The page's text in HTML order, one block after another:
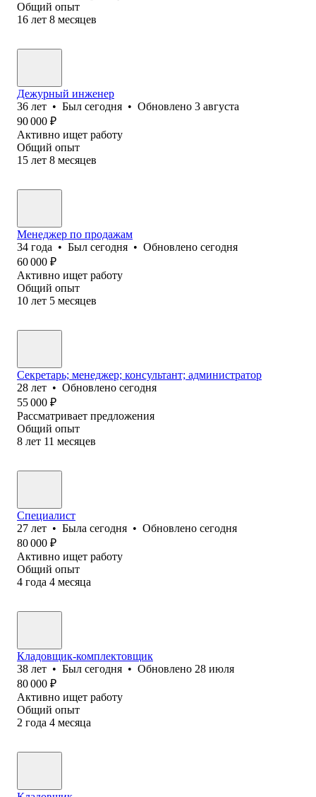
Общий опыт
16 лет 8 месяцев
Дежурный инженер
36 лет • Был сегодня • Обновлено 3 августа
90 000 ₽
Активно ищет работу
Общий опыт
15 лет 8 месяцев
Менеджер по продажам
34 года • Был сегодня • Обновлено сегодня
60 000 ₽
Активно ищет работу
Общий опыт
10 лет 5 месяцев
Секретарь; менеджер; консультант; администратор
28 лет • Обновлено сегодня
55 000 ₽
Рассматривает предложения
Общий опыт
8 лет 11 месяцев
Специалист
27 лет • Была сегодня • Обновлено сегодня
80 000 ₽
Активно ищет работу
Общий опыт
4 года 4 месяца
Кладовщик-комплектовщик
38 лет • Был сегодня • Обновлено 28 июля
80 000 ₽
Активно ищет работу
Общий опыт
2 года 4 месяца